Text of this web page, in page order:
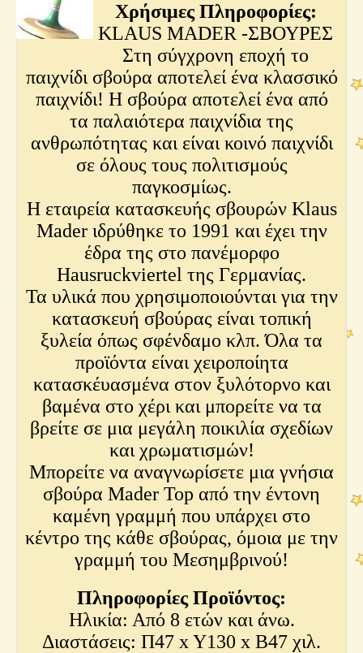
Χρήσιμες Πληροφορίες:
KLAUS MADER -ΣΒΟΥΡΕΣ
Στη σύγχρονη εποχή το
παιχνίδι σβούρα αποτελεί ένα κλασσικό
παιχνίδι! Η σβούρα αποτελεί ένα από
τα παλαιότερα παιχνίδια της
ανθρωπότητας και είναι κοινό παιχνίδι
σε όλους τους πολιτισμούς
παγκοσμίως.
Η εταιρεία κατασκευής σβουρών Klaus
Mader ιδρύθηκε το 1991 και έχει την
έδρα της στο πανέμορφο
Hausruckviertel της Γερμανίας.
Τα υλικά που χρησιμοποιούνται για την
κατασκευή σβούρας είναι τοπική
ξυλεία όπως σφένδαμο κλπ. Όλα τα
προϊόντα είναι χειροποίητα
κατασκέυασμένα στον ξυλότορνο και
βαμένα στο χέρι και μπορείτε να τα
βρείτε σε μια μεγάλη ποικιλία σχεδίων
και χρωματισμών!
Μπορείτε να αναγνωρίσετε μια γνήσια
σβούρα Mader Top από την έντονη
καμένη γραμμή που υπάρχει στο
κέντρο της κάθε σβούρας, όμοια με την
γραμμή του Μεσημβρινού!
Πληροφορίες Προϊόντος:
Ηλικία: Από 8 ετών και άνω.
Διαστάσεις: Π47 x Y130 x Β47 χιλ.